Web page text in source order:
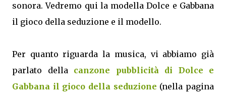
sonora. Vedremo qui la modella Dolce e Gabbana
il gioco della seduzione e il modello.
Per quanto riguarda la musica, vi abbiamo già
parlato della canzone pubblicità di Dolce e
Gabbana il gioco della seduzione (nella pagina